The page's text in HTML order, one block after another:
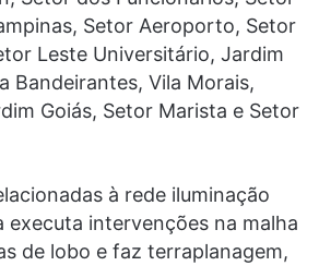
Setor Aeroporto, Setor
Leste Universitário, Jardim
Bandeirantes, Vila Morais,
Goiás, Setor Marista e Setor
à rede iluminação
executa intervenções na malha
de lobo e faz terraplanagem,